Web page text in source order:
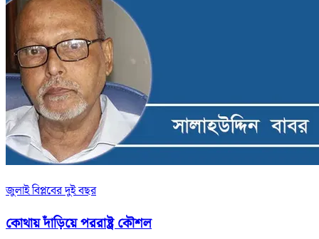
জুলাই বিপ্লবের দুই বছর
কোথায় দাঁড়িয়ে পররাষ্ট্র কৌশল